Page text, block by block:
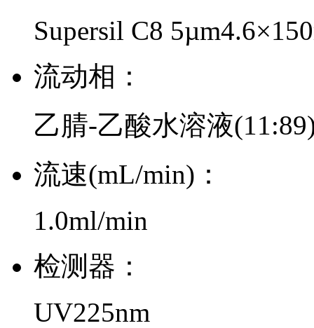
Supersil C8
流动相：
乙腈-乙酸水溶液
流速(mL/min)：
1.0ml/min
检测器：
UV225nm